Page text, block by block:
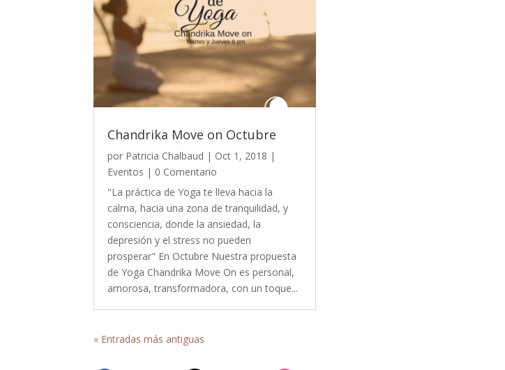
Chandrika Move on Octubre
por Patricia Chalbaud | Oct 1, 2018 |
Eventos | 0 Comentario
"La práctica de Yoga te lleva hacia la
calma, hacia una zona de tranquilidad, y
consciencia, donde la ansiedad, la
depresión y el stress no pueden
prosperar" En Octubre Nuestra propuesta
de Yoga Chandrika Move On es personal,
amorosa, transformadora, con un toque...
« Entradas más antiguas